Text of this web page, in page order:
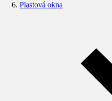
Plastová okna